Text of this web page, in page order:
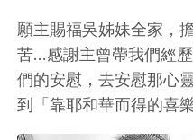
願主賜福吳姊妹全家，
苦…感謝主曾帶我們經
們的安慰，去安慰那心
到「靠耶和華而得的喜